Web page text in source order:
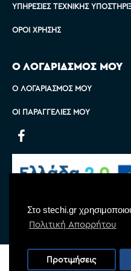
Στο stechi.gr
Πολιτική Απορρήτου
Προτιμήσεις
ΥΠΗΡΕΣΊΕΣ ΤΕΧΝΙΚΉΣ
ΌΡΟΙ ΧΡΉΣΗΣ
Ο ΛΟΓΑΡΙΑΣΜΟΣ ΜΟΥ
Ο ΛΟΓΑΡΙΑΣΜΌΣ ΜΟΥ
ΟΙ ΠΑΡΑΓΓΕΛΊΕΣ ΜΟΥ
Copyright © 2022
Powered by